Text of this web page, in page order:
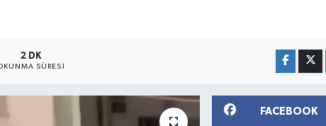
2 DK
SÜRESI
FACEBOOK